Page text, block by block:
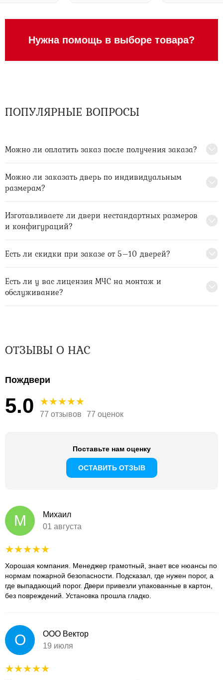
Нужна помощь в выборе товара?
ПОПУЛЯРНЫЕ ВОПРОСЫ
Можно ли оплатить заказ после получения заказа?
Можно ли заказать дверь по индивидуальным
размерам?
Изготавливаете ли двери нестандартных размеров
и конфигураций?
Есть ли скидки при заказе от 5–10 дверей?
Есть ли у вас лицензия МЧС на монтаж и
обслуживание?
ОТЗЫВЫ О НАС
Пождвери
5.0 77 отзывов 77 оценок
Поставьте нам оценку
ОСТАВИТЬ ОТЗЫВ
М
Михаил
01 августа
Хорошая компания. Менеджер грамотный, знает все нюансы по
нормам пожарной безопасности. Подсказал, где нужен порог, а
где выпадающий порог. Двери привезли упакованные в картон,
без повреждений. Установка прошла гладко.
О
ООО Вектор
19 июля